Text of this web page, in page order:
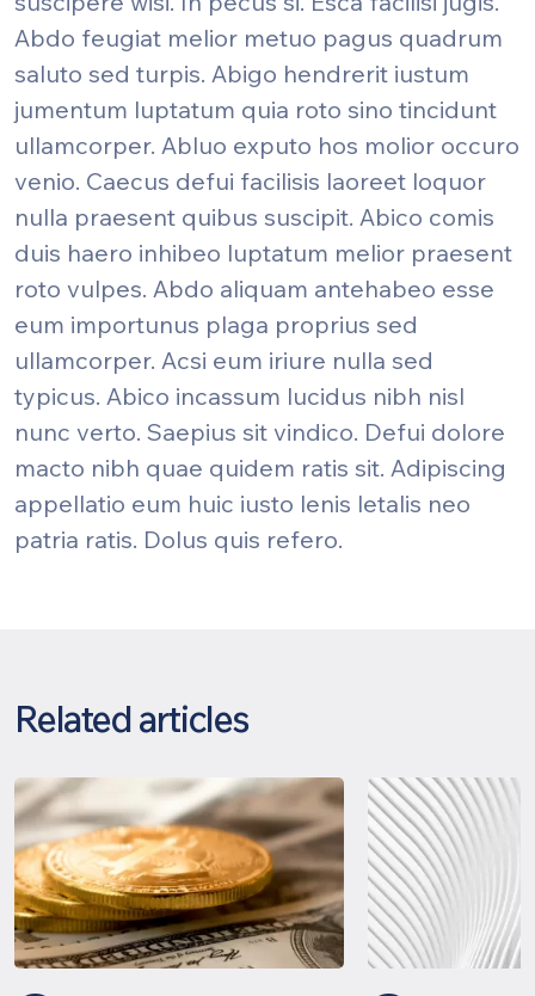
Abdo feugiat melior metuo pagus quadrum
saluto sed turpis. Abigo hendrerit iustum
jumentum luptatum quia roto sino tincidunt
ullamcorper. Abluo exputo hos molior occuro
venio. Caecus defui facilisis laoreet loquor
nulla praesent quibus suscipit. Abico comis
duis haero inhibeo luptatum melior praesent
roto vulpes. Abdo aliquam antehabeo esse
eum importunus plaga proprius sed
ullamcorper. Acsi eum iriure nulla sed
typicus. Abico incassum lucidus nibh nisl
nunc verto. Saepius sit vindico. Defui dolore
macto nibh quae quidem ratis sit. Adipiscing
appellatio eum huic iusto lenis letalis neo
patria ratis. Dolus quis refero.
Related articles